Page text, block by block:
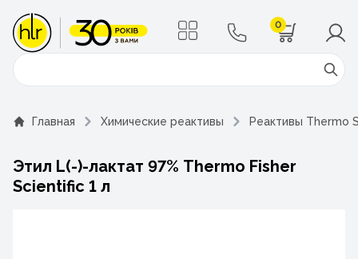
0
Поиск
Главная Химические реактивы Реактивы Thermo
Этил L(-)-лактат 97% Thermo Fisher
Scientific 1 л